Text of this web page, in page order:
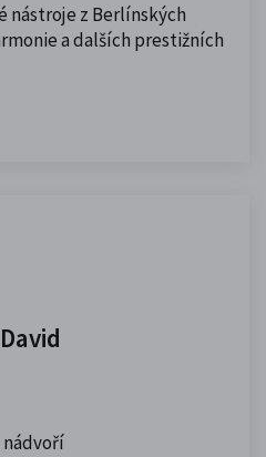
nástroje z Berlínských
a dalších prestižních
nádvoří